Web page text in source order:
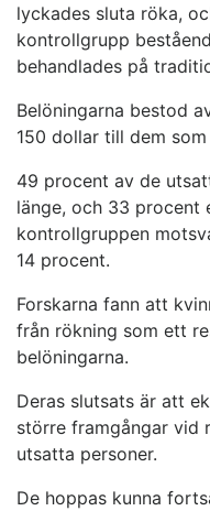
lyckades sluta röka,
kontrollgrupp
behandlades på
Belöningarna bestod
150 dollar till dem
49 procent av de
länge, och 33 procent
kontrollgruppen
14 procent.
Forskarna fann att
från rökning som ett
belöningarna.
Deras slutsats är att
större framgångar vid
utsatta personer.
De hoppas kunna